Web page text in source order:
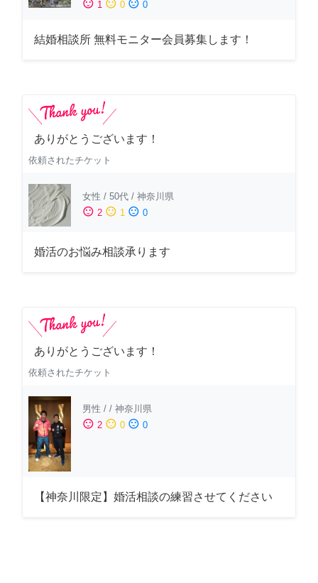
sentiment_satisfied 1 sentiment_neutral 0 sentiment_dissatisfied 0
結婚相談所 無料モニター会員募集します！
ありがとうございます！
依頼されたチケット
女性 / 50代 / 神奈川県
sentiment_satisfied 2 sentiment_neutral 1 sentiment_dissatisfied 0
婚活のお悩み相談承ります
ありがとうございます！
依頼されたチケット
男性 / / 神奈川県
sentiment_satisfied 2 sentiment_neutral 0 sentiment_dissatisfied 0
【神奈川限定】婚活相談の練習させてください